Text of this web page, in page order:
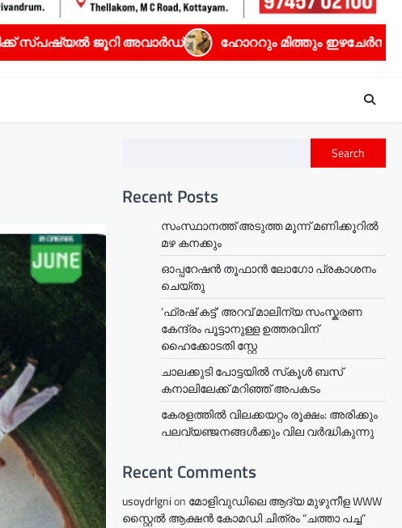
ഹോററും മിത്തും ഇഴചേർന്ന ധ്യാൻ ശ്രീനിവാസൻ്റെ
Search
Recent Posts
സംസ്ഥാനത്ത് അടുത്ത മൂന്ന് മണിക്കൂറിൽ
മഴ കനക്കും
ഓപ്പറേഷൻ തൂഫാൻ ലോഗോ പ്രകാശനം
ചെയ്തു
‘ഫ്രഷ് കട്ട്’ അറവ് മാലിന്യ സംസ്കരണ
കേന്ദ്രം പൂട്ടാനുള്ള ഉത്തരവിന്
ഹൈക്കോടതി സ്റ്റേ
ചാലക്കുടി പോട്ടയിൽ സ്‌കൂൾ ബസ്
കനാലിലേക്ക് മറിഞ്ഞ് അപകടം
കേരളത്തില്‍ വിലക്കയറ്റം രൂക്ഷം: അരിക്കും
പലവ്യഞ്ജനങ്ങള്‍ക്കും വില വർദ്ധികുന്നു
Recent Comments
usoydrlgnion മോളിവുഡിലെ ആദ്യ മുഴുനീള WWW
സ്റ്റൈൽ ആക്ഷൻ കോമഡി ചിത്രം “ചത്താ പച്ച”